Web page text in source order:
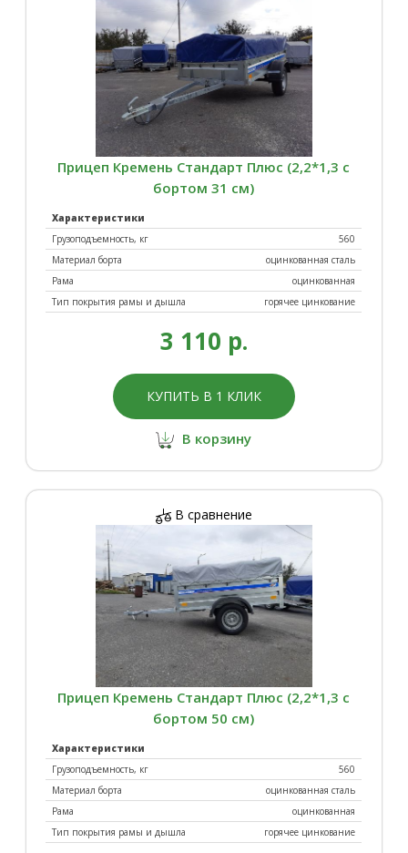
Прицеп Кремень Стандарт Плюс (2,2*1,3 с
бортом 31 см)
Характеристики
Грузоподъемность, кг
560
Материал борта
оцинкованная сталь
Рама
оцинкованная
Тип покрытия рамы и дышла
горячее цинкование
3 110 р.
КУПИТЬ В 1 КЛИК
В корзину
В сравнение
Прицеп Кремень Стандарт Плюс (2,2*1,3 с
бортом 50 см)
Характеристики
Грузоподъемность, кг
560
Материал борта
оцинкованная сталь
Рама
оцинкованная
Тип покрытия рамы и дышла
горячее цинкование